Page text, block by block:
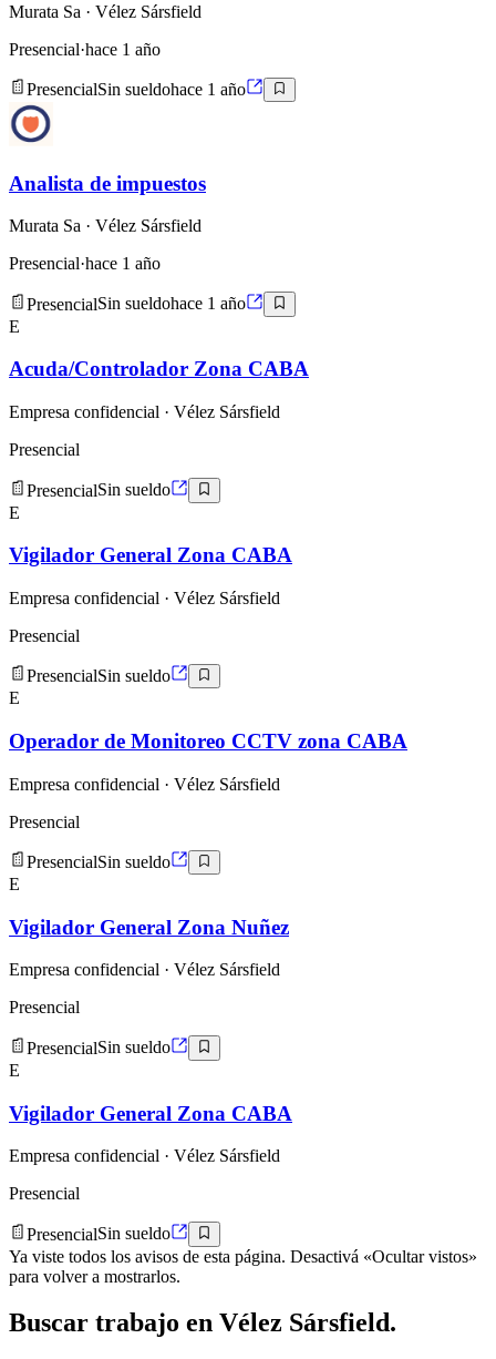
Murata Sa · Vélez Sársfield
Presencial·hace 1 año
PresencialSin sueldohace 1 año
Analista de impuestos
Murata Sa · Vélez Sársfield
Presencial·hace 1 año
PresencialSin sueldohace 1 año
E
Acuda/Controlador Zona CABA
Empresa confidencial · Vélez Sársfield
Presencial
PresencialSin sueldo
E
Vigilador General Zona CABA
Empresa confidencial · Vélez Sársfield
Presencial
PresencialSin sueldo
E
Operador de Monitoreo CCTV zona CABA
Empresa confidencial · Vélez Sársfield
Presencial
PresencialSin sueldo
E
Vigilador General Zona Nuñez
Empresa confidencial · Vélez Sársfield
Presencial
PresencialSin sueldo
E
Vigilador General Zona CABA
Empresa confidencial · Vélez Sársfield
Presencial
PresencialSin sueldo
Ya viste todos los avisos de esta página. Desactivá «Ocultar vistos»
para volver a mostrarlos.
Buscar trabajo en Vélez Sársfield.